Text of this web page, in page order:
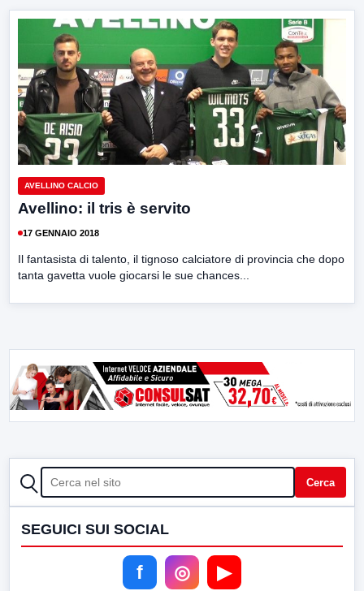
AVELLINO CALCIO
Avellino: il tris è servito
17 GENNAIO 2018
Il fantasista di talento, il tignoso calciatore di provincia che dopo
tanta gavetta vuole giocarsi le sue chances...
CERCA Cerca
SEGUICI SUI SOCIAL
f ◎ ▶